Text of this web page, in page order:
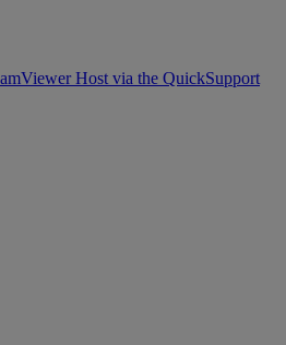
Host via the QuickSupport